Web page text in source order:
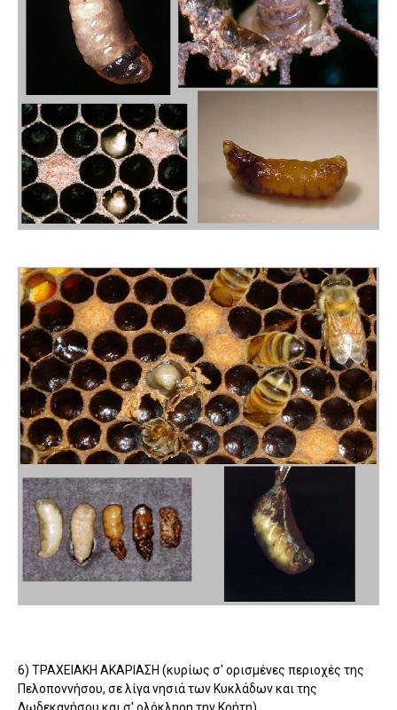
6) ΤΡΑΧΕΙΑΚΗ ΑΚΑΡΙΑΣΗ (κυρίως σ' ορισμένες περιοχές της
Πελοποννήσου, σε λίγα νησιά των Κυκλάδων και της
Δωδεκανήσου και σ' ολόκληρη την Κρήτη)